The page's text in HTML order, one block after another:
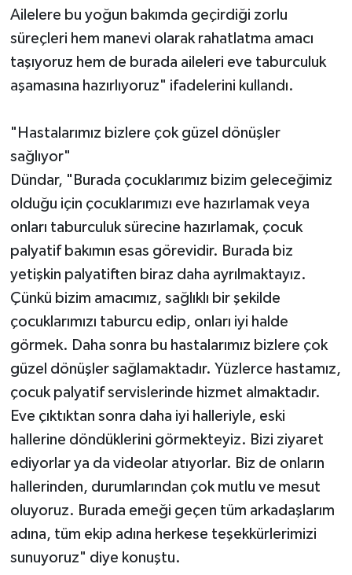
Ailelere bu yoğun bakımda geçirdiği zorlu
süreçleri hem manevi olarak rahatlatma amacı
taşıyoruz hem de burada aileleri eve taburculuk
aşamasına hazırlıyoruz" ifadelerini kullandı.
"Hastalarımız bizlere çok güzel dönüşler
sağlıyor"
Dündar, "Burada çocuklarımız bizim geleceğimiz
olduğu için çocuklarımızı eve hazırlamak veya
onları taburculuk sürecine hazırlamak, çocuk
palyatif bakımın esas görevidir. Burada biz
yetişkin palyatiften biraz daha ayrılmaktayız.
Çünkü bizim amacımız, sağlıklı bir şekilde
çocuklarımızı taburcu edip, onları iyi halde
görmek. Daha sonra bu hastalarımız bizlere çok
güzel dönüşler sağlamaktadır. Yüzlerce hastamız,
çocuk palyatif servislerinde hizmet almaktadır.
Eve çıktıktan sonra daha iyi halleriyle, eski
hallerine döndüklerini görmekteyiz. Bizi ziyaret
ediyorlar ya da videolar atıyorlar. Biz de onların
hallerinden, durumlarından çok mutlu ve mesut
oluyoruz. Burada emeği geçen tüm arkadaşlarım
adına, tüm ekip adına herkese teşekkürlerimizi
sunuyoruz" diye konuştu.